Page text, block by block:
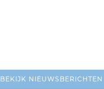
BEKIJK NIEUWSBERICHTEN